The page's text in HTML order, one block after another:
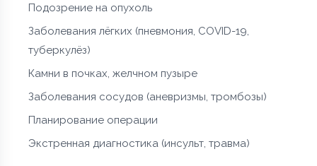
Подозрение на опухоль
Заболевания лёгких (пневмония, COVID-19,
туберкулёз)
Камни в почках, желчном пузыре
Заболевания сосудов (аневризмы, тромбозы)
Планирование операции
Экстренная диагностика (инсульт, травма)